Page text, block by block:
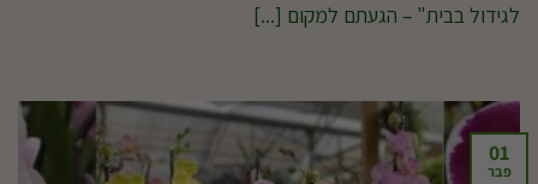
לגידול בבית" – הגעתם למקום [...]
01
פבר